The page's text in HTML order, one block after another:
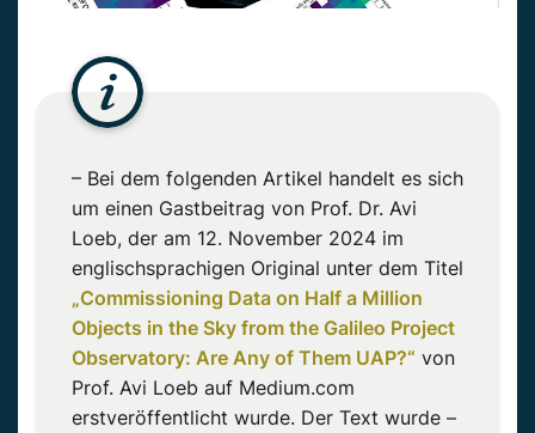
– Bei dem folgenden Artikel handelt es sich
um einen Gastbeitrag von Prof. Dr. Avi
Loeb, der am 12. November 2024 im
englischsprachigen Original unter dem Titel
„Commissioning Data on Half a Million
Objects in the Sky from the Galileo Project
Observatory: Are Any of Them UAP?“ von
Prof. Avi Loeb auf Medium.com
erstveröffentlicht wurde. Der Text wurde –